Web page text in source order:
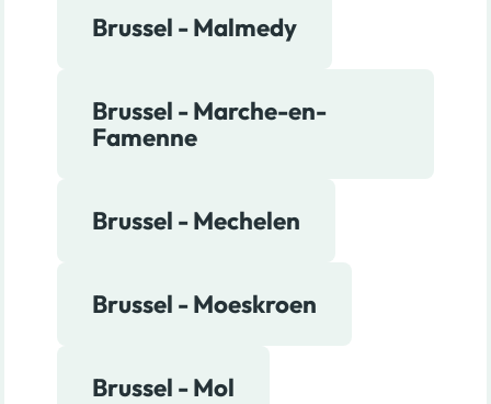
Brussel - Malmedy
Brussel - Marche-en-
Famenne
Brussel - Mechelen
Brussel - Moeskroen
Brussel - Mol